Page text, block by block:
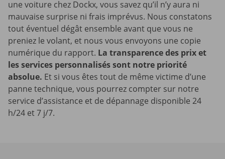
une voiture chez Dockx, vous savez qu’il n’y aura ni
mauvaise surprise ni frais imprévus. Nous constatons
tout éventuel dégât ensemble avant que vous ne
preniez le volant, et nous vous envoyons une copie
numérique du rapport. La transparence des prix et
les services personnalisés sont notre priorité
absolue. Et si vous êtes tout de même victime d’une
panne technique, vous pourrez compter sur notre
service d’assistance et de dépannage disponible 24
h/24 et 7 j/7.